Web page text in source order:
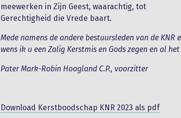
meewerken in Zijn Geest, waarachtig, tot
Gerechtigheid die Vrede baart.
Mede namens de andere bestuursleden van de KNR
wens ik u een Zalig Kerstmis en Gods zegen en al
Pater Mark-Robin Hoogland C.P., voorzitter
Download Kerstboodschap KNR 2023 als pdf